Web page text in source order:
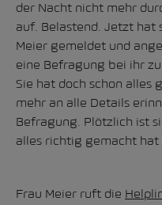
der Nacht nicht mehr
auf. Belastend. Jetzt hat
Meier gemeldet und
eine Befragung bei ihr
Sie hat doch schon alles
mehr an alle Details
Befragung. Plötzlich ist
alles richtig gemacht hat
Frau Meier ruft die